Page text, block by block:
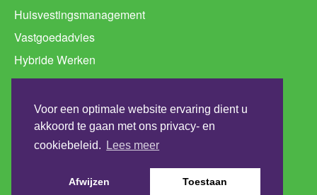
Voor een optimale website ervaring dient u
akkoord te gaan met ons privacy- en
cookiebeleid.
Lees meer
Afwijzen Toestaan
Huisvestingsmanagement
Vastgoedadvies
Hybride Werken
Ruimtebehoefte analyse
Programma van Eisen huisvesting
Werkplekconcepten
Duurzaamheidsadvies
Copyright 2026 - All Rights Reserved